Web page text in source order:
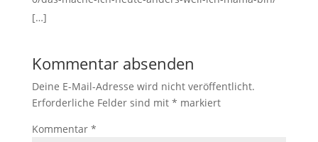
[…]
Kommentar absenden
Deine E-Mail-Adresse wird nicht veröffentlicht.
Erforderliche Felder sind mit * markiert
Kommentar *